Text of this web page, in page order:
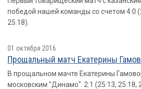
победой нашей команды со счетом 4:0
25:18).
01 октября 2016
Прощальный матч Екатерины
В прощальном мачте Екатерины
московским "Динамо". 2:1 (25:13, 25:18,